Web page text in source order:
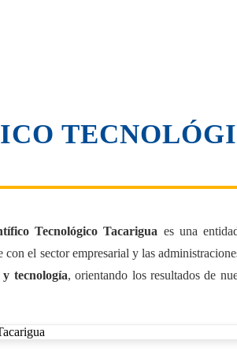
Tecnológico Tacarigua es una
con el sector empresarial y las
tecnología, orientando los resultados de